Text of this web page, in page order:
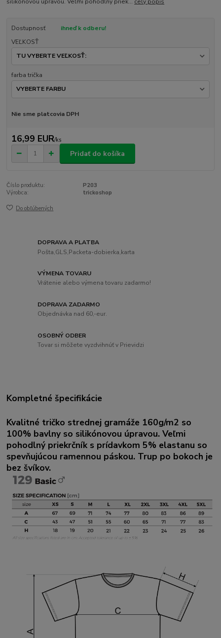
silikónovou úpravou. Veľmi pohodlný priek... celý popis
Dostupnosť
ihneď k odberu!
VEĽKOSŤ
farba trička
Nie sme platcovia DPH
16,99 EUR/ks
Pridať do košíka
Číslo produktu:
P203
Výrobca:
trickoshop
Do obľúbených
DOPRAVA A PLATBA
Pošta,GLS,Packeta-dobierka,karta
VÝMENA TOVARU
Vrátenie alebo výmena tovaru zadarmo!
DOPRAVA ZADARMO
Objednávka nad 60,-eur.
OSOBNÝ ODBER
Tovar si môžete vyzdvihnúť v Prievidzi
Kompletné špecifikácie
Kvalitné tričko strednej gramáže 160g/m2 so
100% bavlny so silikónovou úpravou. Veľmi
pohodlný priekrčník s prídavkom 5% elastanu so
spevňujúcou ramennou páskou. Trup po bokoch je
bez švíkov.